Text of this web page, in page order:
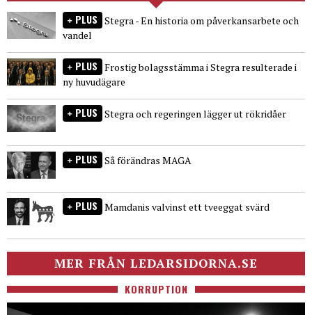
PLUS Stegra - En historia om påverkansarbete och
vandel
PLUS Frostig bolagsstämma i Stegra resulterade i
ny huvudägare
PLUS Stegra och regeringen lägger ut rökridåer
PLUS Så förändras MAGA
PLUS Mamdanis valvinst ett tveeggat svärd
MER FRÅN LEDARSIDORNA.SE
KORRUPTION